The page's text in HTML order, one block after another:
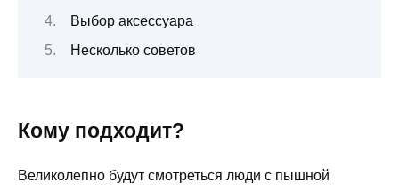
Выбор аксессуара
Несколько советов
Кому подходит?
Великолепно будут смотреться люди с пышной